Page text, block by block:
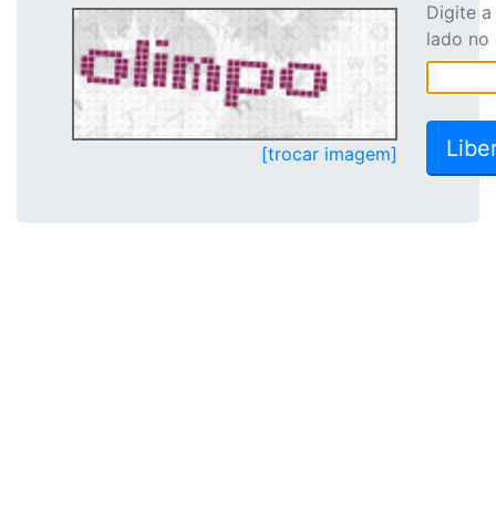
[trocar imagem]
Digite
lado no